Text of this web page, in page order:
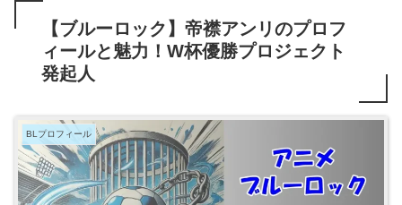
【ブルーロック】帝襟アンリのプロフ
ィールと魅力！W杯優勝プロジェクト
発起人
BLプロフィール